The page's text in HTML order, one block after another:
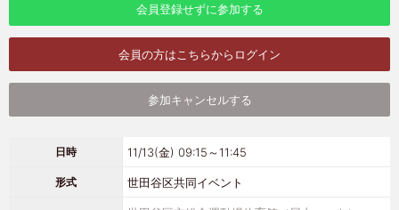
会員登録せずに参加する
会員の方はこちらからログイン
参加キャンセルする
日時 11/13(金) 09:15～11:45
形式 世田谷区共同イベント